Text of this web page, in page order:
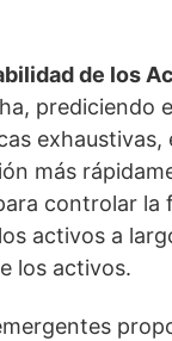
de los
prediciendo
más
controlar la
activos a
los activos.